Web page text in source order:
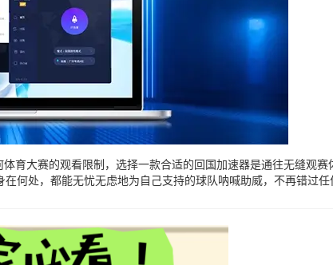
育大赛的观看限制，选择一款合适的回国加速器是通往无缝观
何处，都能无忧无虑地为自己支持的球队呐喊助威，不再错过任